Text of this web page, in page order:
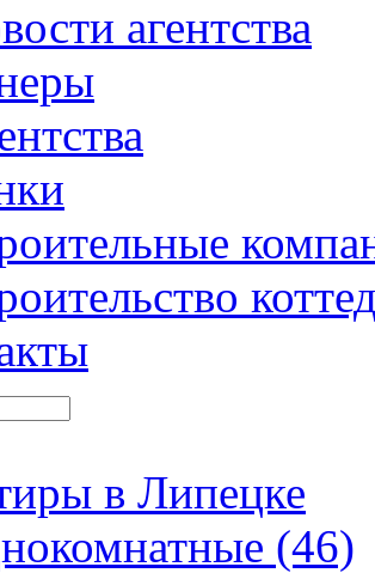
агентства
в Липецке
(46)